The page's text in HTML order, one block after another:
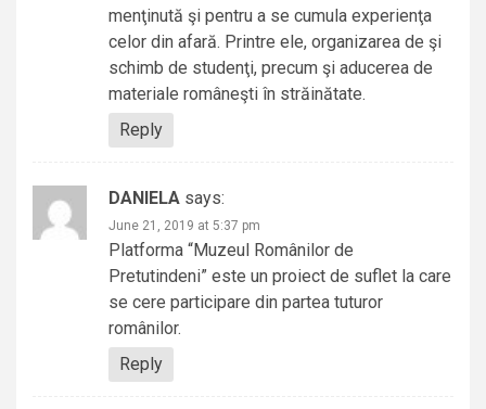
menţinută şi pentru a se cumula experienţa
celor din afară. Printre ele, organizarea de şi
schimb de studenţi, precum şi aducerea de
materiale româneşti în străinătate.
Reply
DANIELA says:
June 21, 2019 at 5:37 pm
Platforma “Muzeul Românilor de
Pretutindeni” este un proiect de suflet la care
se cere participare din partea tuturor
românilor.
Reply